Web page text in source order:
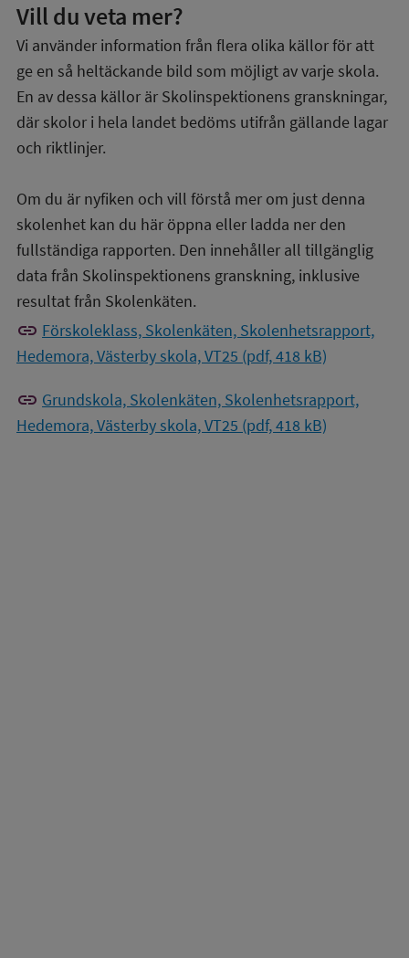
Vill du veta mer?
Vi använder information från flera olika källor för att
ge en så heltäckande bild som möjligt av varje skola.
En av dessa källor är Skolinspektionens granskningar,
där skolor i hela landet bedöms utifrån gällande lagar
och riktlinjer.
Om du är nyfiken och vill förstå mer om just denna
skolenhet kan du här öppna eller ladda ner den
fullständiga rapporten. Den innehåller all tillgänglig
data från Skolinspektionens granskning, inklusive
resultat från Skolenkäten.
link Förskoleklass, Skolenkäten, Skolenhetsrapport,
Hedemora, Västerby skola, VT25 (pdf, 418 kB)
link Grundskola, Skolenkäten, Skolenhetsrapport,
Hedemora, Västerby skola, VT25 (pdf, 418 kB)